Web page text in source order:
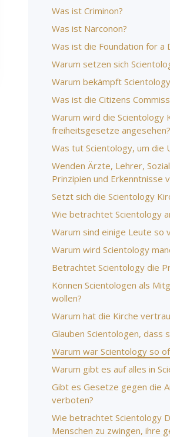
Was ist Criminon?
Was ist Narconon?
Was ist die Foundation for a
Warum setzen sich
Warum bekämpft
Was ist die Citizens
Warum wird die Scientology
freiheitsgesetze angesehen?
Was tut Scientology, um die
Wenden Ärzte, Lehrer,
Prinzipien und Erkenntnisse
Setzt sich die Scientology
Wie betrachtet Scientology
Warum sind einige Leute so
Warum wird Scientology
Betrachtet Scientology die
Können Scientologen als
wollen?
Warum hat die Kirche
Glauben Scientologen, dass
Warum war Scientology so
Warum gibt es auf alles in
Gibt es Gesetze gegen die
verboten?
Wie betrachtet Scientology
Menschen zu zwingen, ihre